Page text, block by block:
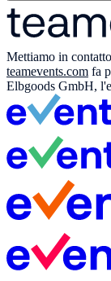
Mettiamo in
teamevents.com fa
Elbgoods GmbH,